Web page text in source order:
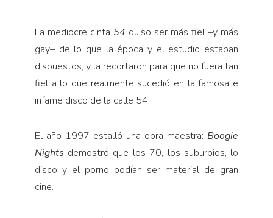
La mediocre cinta 54 quiso ser más fiel –y más
gay– de lo que la época y el estudio estaban
dispuestos, y la recortaron para que no fuera tan
fiel a lo que realmente sucedió en la famosa e
infame disco de la calle 54.
El año 1997 estalló una obra maestra: Boogie
Nights demostró que los 70, los suburbios, lo
disco y el porno podían ser material de gran
cine.